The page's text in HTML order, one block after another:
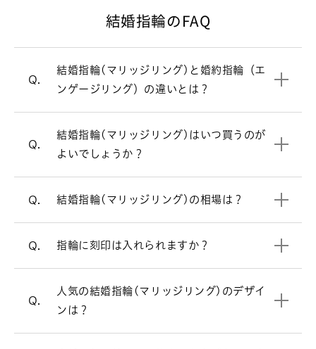
結婚指輪のFAQ
Q.
結婚指輪(マリッジリング)と婚約指輪（エ
ンゲージリング）の違いとは？
婚約指輪（エンゲージリング） 一覧はこちら
Q.
結婚指輪(マリッジリング)はいつ買うのが
よいでしょうか？
結婚式直前は忙しくなるため、結婚指輪
月ほど前にスタートするのがおすすめで
場合はご入籍の3ヶ月前にはご準備され
ると安心です。
結婚指輪を買うタイミングについて
Q. 結婚指輪(マリッジリング)の相場は？
A.
って価格が変わります。ご要望に合わせ
てご提案させていただきます。
結婚指輪の相場について詳しく見る
Q. 指輪に刻印は入れられますか？
ト・数字などを刻印できます。（無料）
リングのオプションについて
Q.
人気の結婚指輪(マリッジリング)のデザイ
ンは？
ヤモンドではダイヤモンドをあしらった
デザインが人気です。
V字ラインの結婚指輪を見る
A.
いませんが、週末はお時間帯によっては
頂けるとお待たせすることなくスムーズ
にご案内させて頂きます。